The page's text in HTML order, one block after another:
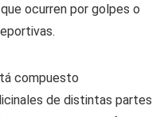
ocurren por golpes o
compuesto
de distintas partes